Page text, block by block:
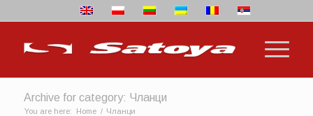
Archive for category: Чланци
You are here: Home / Чланци